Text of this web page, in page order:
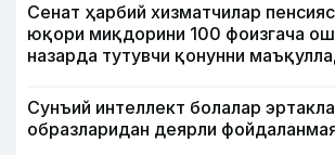
Сенат ҳарбий хизматчилар
юқори миқдорини 100 фоизгача
назарда тутувчи қонунни
Сунъий интеллект болалар
образларидан деярли